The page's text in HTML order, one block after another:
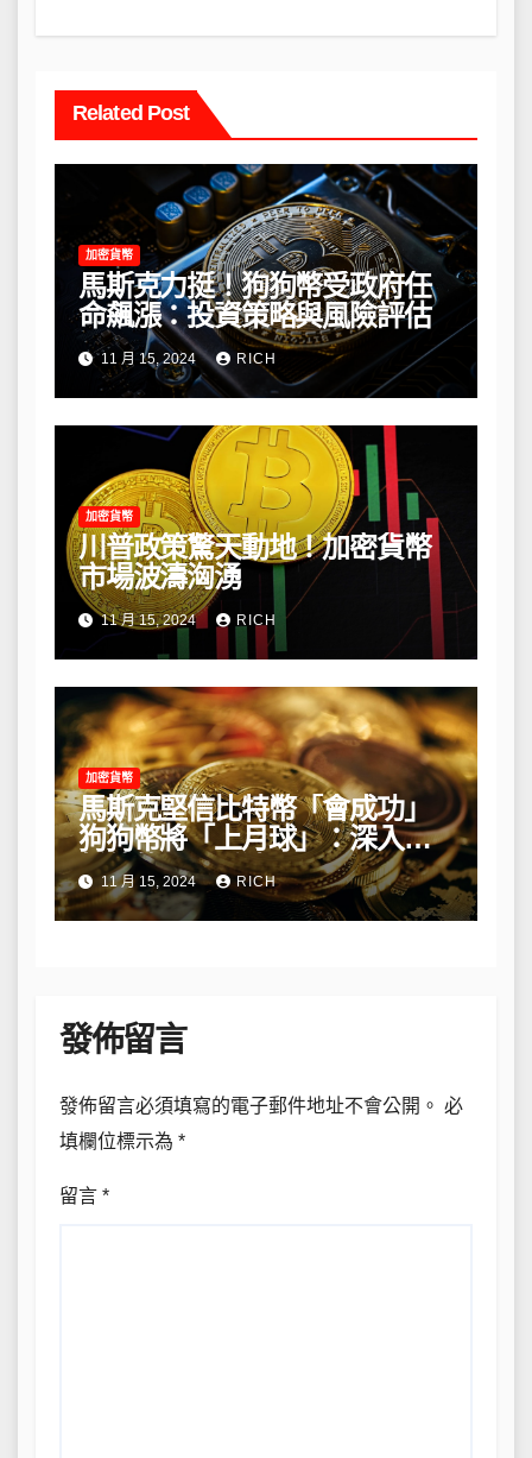
Related Post
加密貨幣
馬斯克力挺！狗狗幣受政府任
命飆漲：投資策略與風險評估
11 月 15, 2024 RICH
加密貨幣
川普政策驚天動地！加密貨幣
市場波濤洶湧
11 月 15, 2024 RICH
加密貨幣
馬斯克堅信比特幣「會成功」
狗狗幣將「上月球」：深入解
析他的長期看法
11 月 15, 2024 RICH
發佈留言
發佈留言必須填寫的電子郵件地址不會公開。 必
填欄位標示為 *
留言 *